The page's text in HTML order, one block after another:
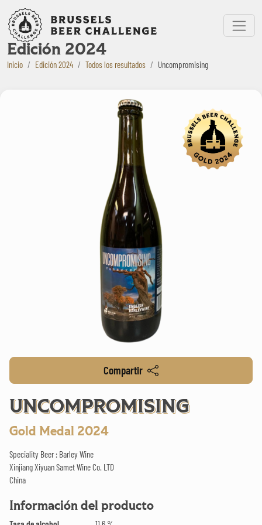
Bruxelles Beer Challenge
Menu
Edición 2024
Inicio Edición 2024 Todos los resultados Uncompromising
Compartir
UNCOMPROMISING
Gold Medal 2024
Speciality Beer : Barley Wine
Xinjiang Xiyuan Samet Wine Co. LTD
China
Información del producto